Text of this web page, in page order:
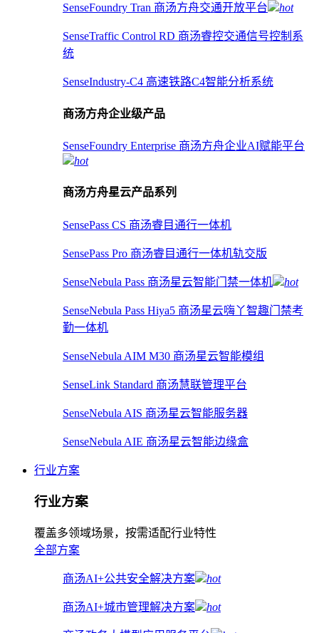
SenseFoundry Tran 商汤方舟交通开放平台 hot
SenseTraffic Control RD 商汤睿控交通信号控制系
统
SenseIndustry-C4 高速铁路C4智能分析系统
商汤方舟企业级产品
SenseFoundry Enterprise 商汤方舟企业AI赋能平台
hot
商汤方舟星云产品系列
SensePass CS 商汤睿目通行一体机
SensePass Pro 商汤睿目通行一体机轨交版
SenseNebula Pass 商汤星云智能门禁一体机 hot
SenseNebula Pass Hiya5 商汤星云嗨丫智趣门禁考
勤一体机
SenseNebula AIM M30 商汤星云智能模组
SenseLink Standard 商汤慧联管理平台
SenseNebula AIS 商汤星云智能服务器
SenseNebula AIE 商汤星云智能边缘盒
行业方案
行业方案
覆盖多领域场景，按需适配行业特性
全部方案
商汤AI+公共安全解决方案 hot
商汤AI+城市管理解决方案 hot